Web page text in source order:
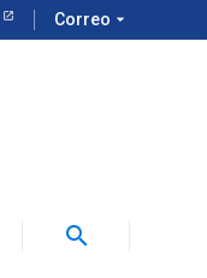
Correo arrow_drop_down
search